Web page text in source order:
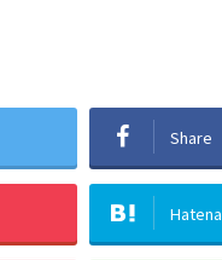
Share
Hatena